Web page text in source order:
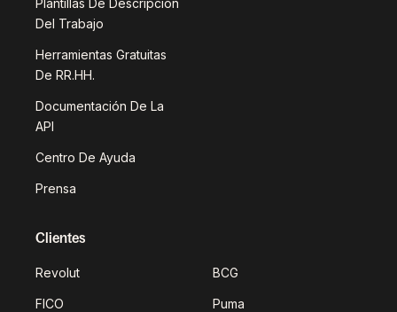
Plantillas De Descripción
Del Trabajo
Herramientas Gratuitas
De RR.HH.
Documentación De La
API
Centro De Ayuda
Prensa
Clientes
Revolut BCG
FICO Puma